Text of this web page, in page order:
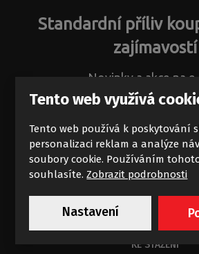
Standardní příliv
zajímavostí
Novinky a akce na
Chci dostávat výhodné
Souhlasím se zpracováním
KE STAŽENÍ
Tento web využívá
Tento web používá k poskytování
personalizaci reklam a analýze
soubory cookie. Používáním
souhlasíte.Zobrazit podrobnosti
Nastavení